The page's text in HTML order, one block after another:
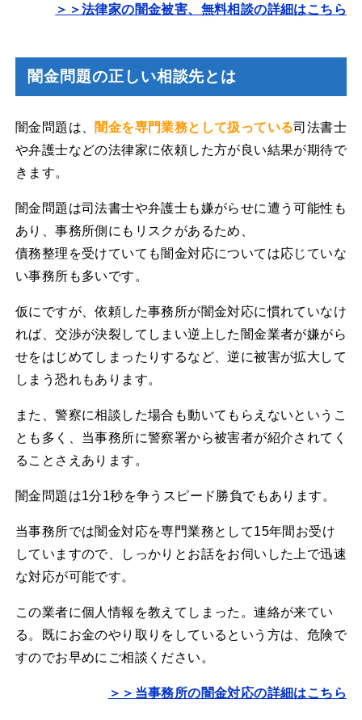
＞＞法律家の闇金被害、無料相談の詳細はこちら
闇金問題の正しい相談先とは
闇金問題は、 闇金を専門業務として扱っている司法書士
や弁護士などの法律家に依頼した方が良い結果が期待で
きます。
闇金問題は司法書士や弁護士も嫌がらせに遭う可能性も
あり、事務所側にもリスクがあるため、
債務整理を受けていても闇金対応については応じていな
い事務所も多いです。
仮にですが、依頼した事務所が闇金対応に慣れていなけ
れば、交渉が決裂してしまい逆上した闇金業者が嫌がら
せをはじめてしまったりするなど、逆に被害が拡大して
しまう恐れもあります。
また、警察に相談した場合も動いてもらえないというこ
とも多く、当事務所に警察署から被害者が紹介されてく
ることさえあります。
闇金問題は1分1秒を争うスピード勝負でもあります。
当事務所では闇金対応を専門業務として15年間お受け
していますので、しっかりとお話をお伺いした上で迅速
な対応が可能です。
この業者に個人情報を教えてしまった。連絡が来てい
る。既にお金のやり取りをしているという方は、危険で
すのでお早めにご相談ください。
＞＞当事務所の闇金対応の詳細はこちら